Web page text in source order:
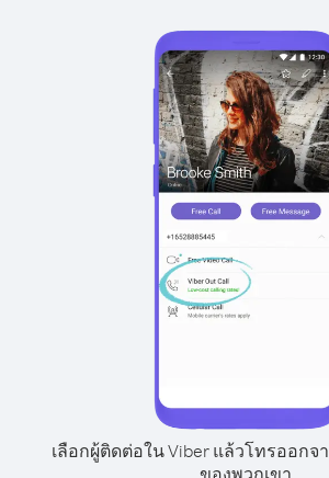
เลือกผู้ติดต่อใน Viber แล้วโทรออก
ของพวกเขา